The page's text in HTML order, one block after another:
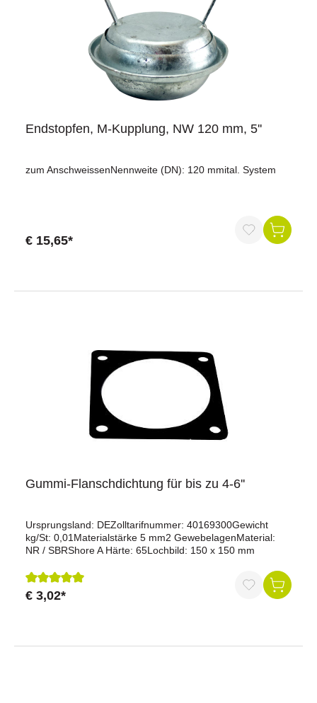
Landwirtschaft ist ACTIVE NS auch für Biogasanlagen
vorgesehen. Die Anwendung kann die Gasproduktion um
bis zu 10 % erhöhen. Mit einer Dosierung von 20 g pro m³
Gülle reicht ein 10-kg-Gebinde für 500 m³ Gülle.Jetzt
bestellen und ACTIVE NS gemäß Dosierempfehlung in die
Gülleaufbereitung integrieren.
Endstopfen, M-Kupplung, NW 120 mm, 5''
zum AnschweissenNennweite (DN): 120 mmital. System
€ 15,65*
Gummi-Flanschdichtung für bis zu 4-6''
Ursprungsland: DEZolltarifnummer: 40169300Gewicht
kg/St: 0,01Materialstärke 5 mm2 GewebelagenMaterial:
NR / SBRShore A Härte: 65Lochbild: 150 x 150 mm
Durchschnittliche Bewertung von 5 von 5 Sternen
€ 3,02*